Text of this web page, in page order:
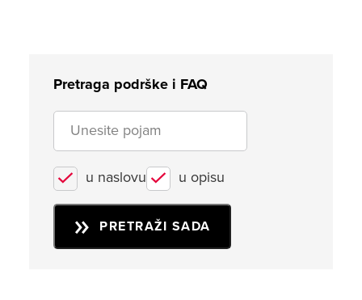
Pretraga podrške i FAQ
u naslovu u opisu
PRETRAŽI SADA